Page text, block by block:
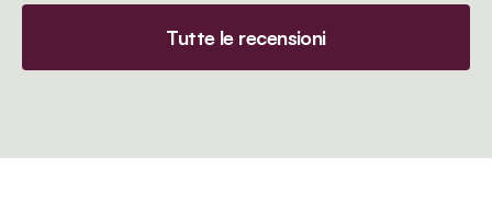
Tutte le recensioni